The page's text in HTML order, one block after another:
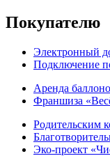
Покупателю
Электронный
Подключение
Аренда
Франшиза
Родительским
Эко-проект